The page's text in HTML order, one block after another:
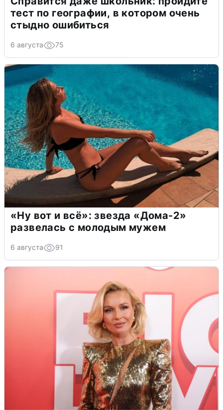
тест по географии, в котором очень
стыдно ошибиться
6 августа 75
«Ну вот и всё»: звезда «Дома-2»
развелась с молодым мужем
6 августа 91